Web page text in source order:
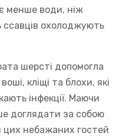
менше води, ніж
ссавців охолоджують
шерсті допомогла
кліщі та блохи, які
інфекції. Маючи
доглядати за собою
небажаних гостей